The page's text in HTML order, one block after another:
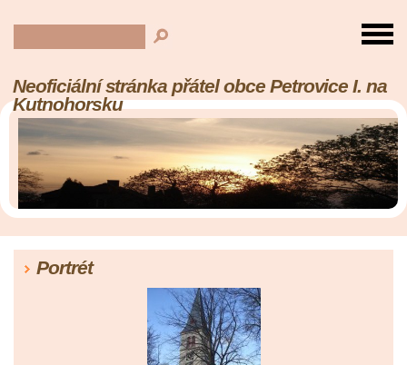
Neoficiální stránka přátel obce Petrovice I. na
Kutnohorsku
Portrét